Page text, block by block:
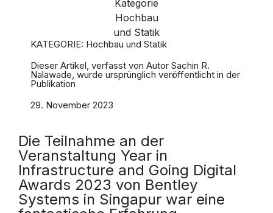
KATEGORIE: Hochbau und Statik
Dieser Artikel, verfasst von Autor Sachin R.
Nalawade, wurde ursprünglich veröffentlicht in der
Publikation
29. November 2023
Die Teilnahme an der
Veranstaltung Year in
Infrastructure and Going Digital
Awards 2023 von Bentley
Systems in Singapur war eine